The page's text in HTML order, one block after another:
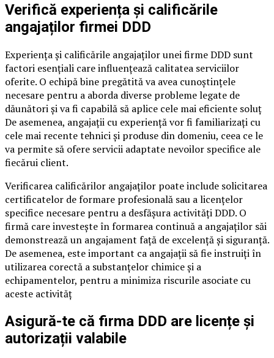
Verifică experiența și calificările
angajaților firmei DDD
Experiența și calificările angajaților unei firme DDD sunt
factori esențiali care influențează calitatea serviciilor
oferite. O echipă bine pregătită va avea cunoștințele
necesare pentru a aborda diverse probleme legate de
dăunători și va fi capabilă să aplice cele mai eficiente soluț
De asemenea, angajații cu experiență vor fi familiarizați cu
cele mai recente tehnici și produse din domeniu, ceea ce le
va permite să ofere servicii adaptate nevoilor specifice ale
fiecărui client.
Verificarea calificărilor angajaților poate include solicitarea
certificatelor de formare profesională sau a licențelor
specifice necesare pentru a desfășura activități DDD. O
firmă care investește în formarea continuă a angajaților săi
demonstrează un angajament față de excelență și siguranță.
De asemenea, este important ca angajații să fie instruiți în
utilizarea corectă a substanțelor chimice și a
echipamentelor, pentru a minimiza riscurile asociate cu
aceste activităț
Asigură-te că firma DDD are licențe și
autorizații valabile